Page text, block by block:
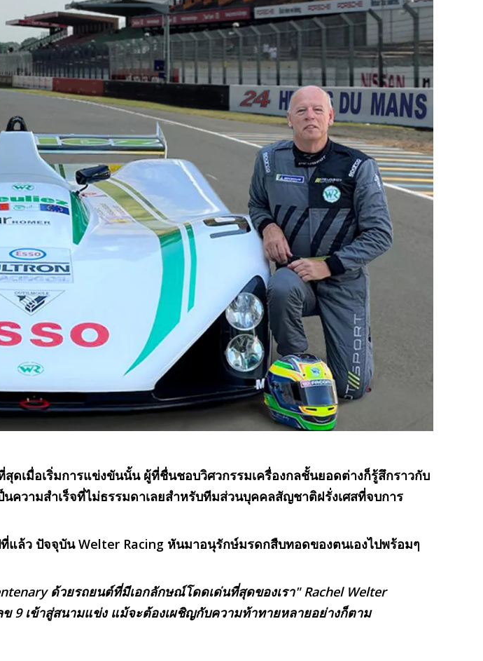
เมื่อเริ่มการแข่งขันนั้น ผู้ที่ชื่นชอบวิศวกรรมเครื่องกลชั้นยอดต่างก็รู้สึกราวกับ
ความสำเร็จที่ไม่ธรรมดาเลยสำหรับทีมส่วนบุคคลสัญชาติฝรั่งเศสที่จบการ
แล้ว ปัจจุบัน Welter Racing หันมาอนุรักษ์มรดกสืบทอดของตนเองไปพร้อมๆ
ด้วยรถยนต์ที่มีเอกลักษณ์โดดเด่นที่สุดของเรา" Rachel Welter
9 เข้าสู่สนามแข่ง แม้จะต้องเผชิญกับความท้าทายหลายอย่างก็ตาม